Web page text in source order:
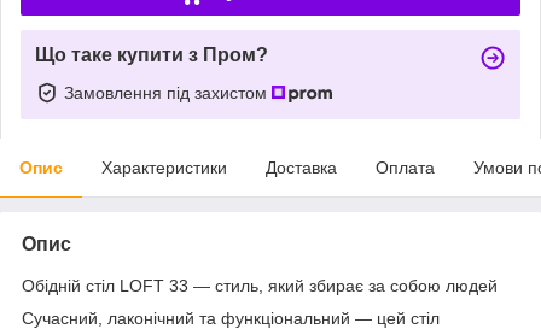
Що таке купити з Пром?
Замовлення під захистом
Опис Характеристики Доставка Оплата Умови
Опис
Обідній стіл LOFT 33 — стиль, який збирає за собою людей
Сучасний, лаконічний та функціональний — цей стіл